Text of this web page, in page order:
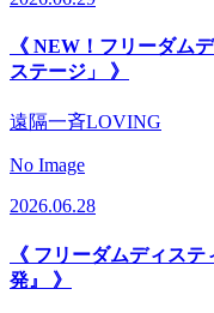
《 NEW！フリーダム
ステージ」 》
遠隔一斉LOVING
No Image
2026.06.28
《 フリーダムディス
発』 》